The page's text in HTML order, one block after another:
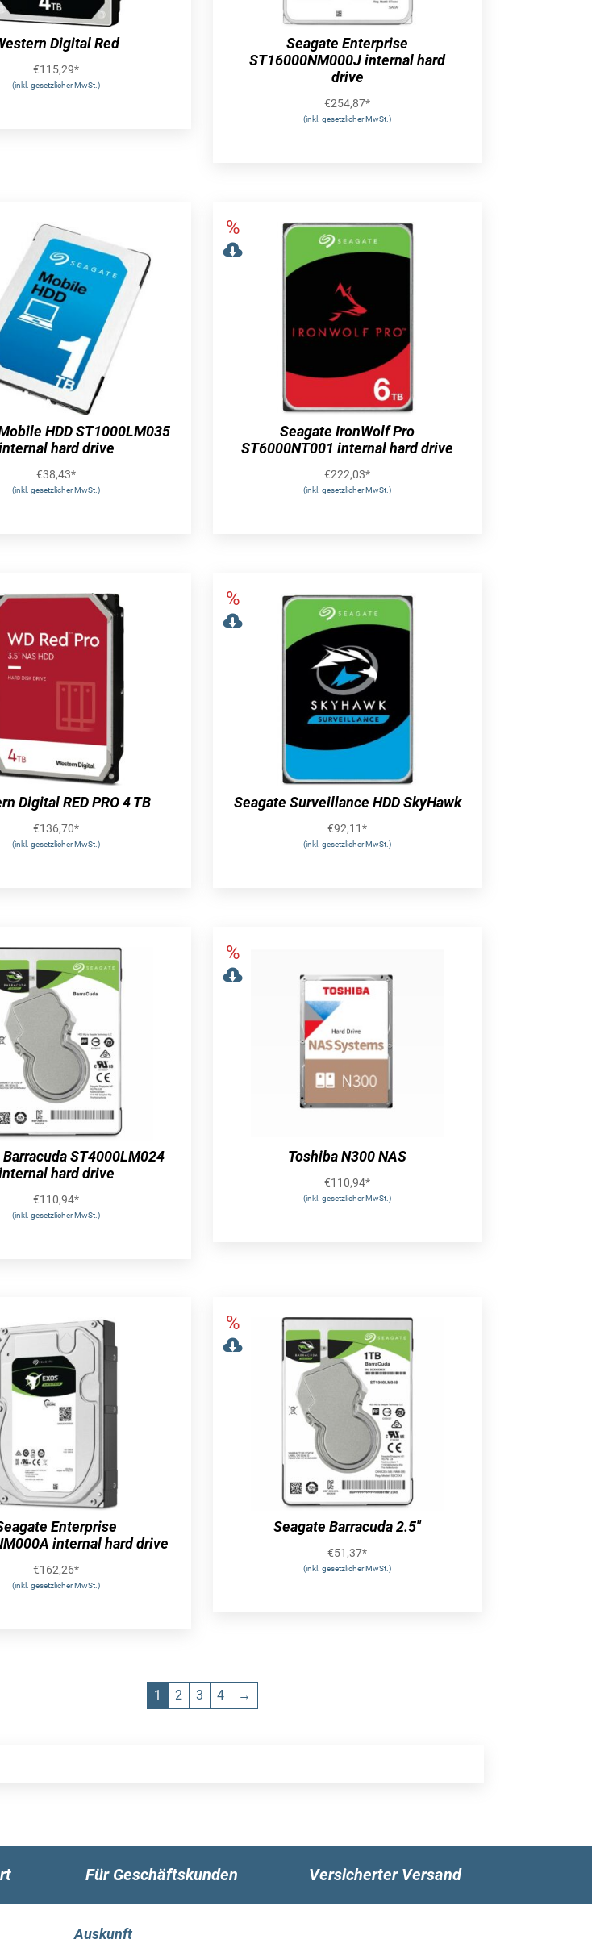
Digital Red
€115,29*
(inkl. gesetzlicher MwSt.)
Seagate Enterprise
ST16000NM000J internal hard
drive
€254,87*
(inkl. gesetzlicher MwSt.)
HDD ST1000LM035
hard drive
€38,43*
(inkl. gesetzlicher MwSt.)
Seagate IronWolf Pro
ST6000NT001 internal hard drive
€222,03*
(inkl. gesetzlicher MwSt.)
Digital RED PRO 4 TB
€136,70*
(inkl. gesetzlicher MwSt.)
Seagate Surveillance HDD SkyHawk
€92,11*
(inkl. gesetzlicher MwSt.)
ST4000LM024
hard drive
€110,94*
(inkl. gesetzlicher MwSt.)
Toshiba N300 NAS
€110,94*
(inkl. gesetzlicher MwSt.)
Enterprise
internal hard drive
€162,26*
(inkl. gesetzlicher MwSt.)
Seagate Barracuda 2.5″
€51,37*
(inkl. gesetzlicher MwSt.)
1 2 3 4 →
Für Geschäftskunden Versicherter Versand
Auskunft